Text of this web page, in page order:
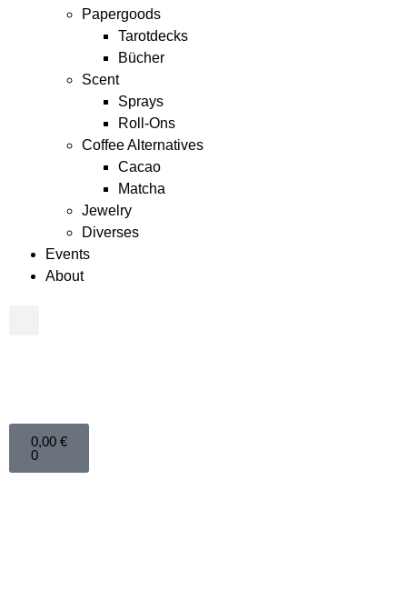
Papergoods
Tarotdecks
Bücher
Scent
Sprays
Roll-Ons
Coffee Alternatives
Cacao
Matcha
Jewelry
Diverses
Events
About
0,00 €
0